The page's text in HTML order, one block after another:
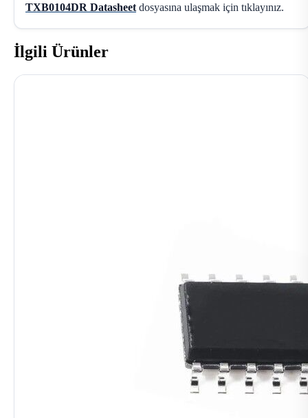
TXB0104DR Datasheet dosyasına ulaşmak için tıklayınız.
İlgili Ürünler